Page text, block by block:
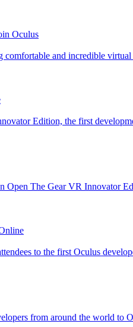
Oculus
and incredible
Edition, the first
Open The Gear VR Innovator
to the first Oculus
from around the world to